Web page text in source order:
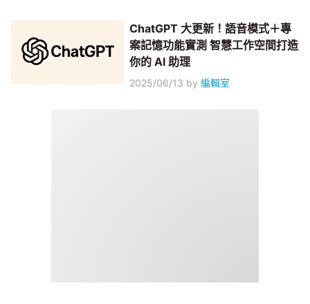
ChatGPT 大更新！語音模式＋專
案記憶功能實測 智慧工作空間打造
你的 AI 助理
2025/06/13 by編輯室